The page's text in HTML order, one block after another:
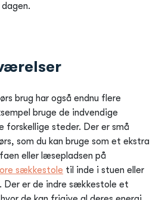
brug har også endnu flere
bruge de indvendige
forskellige steder. Der er små
som du kan bruge som et ekstra
eller læsepladsen på
sækkestole til inde i stuen eller
er de indre sækkestole et